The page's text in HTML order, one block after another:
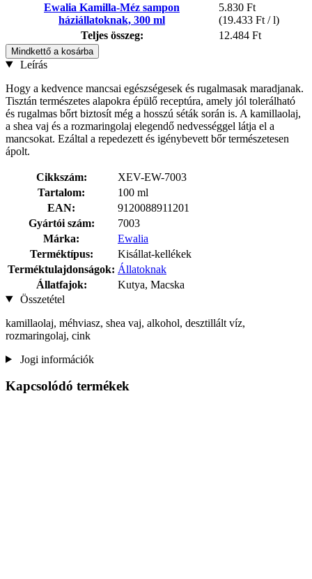
Ewalia Kamilla-Méz sampon
háziállatoknak, 300 ml
5.830 Ft
(19.433 Ft / l)
Teljes összeg:
12.484 Ft
Mindkettő a kosárba
Leírás
Hogy a kedvence mancsai egészségesek és rugalmasak maradjanak.
Tisztán természetes alapokra épülő receptúra, amely jól tolerálható
és rugalmas bőrt biztosít még a hosszú séták során is. A kamillaolaj,
a shea vaj és a rozmaringolaj elegendő nedvességgel látja el a
mancsokat. Ezáltal a repedezett és igénybevett bőr természetesen
ápolt.
Cikkszám:
XEV-EW-7003
Tartalom:
100 ml
EAN:
9120088911201
Gyártói szám:
7003
Márka:
Ewalia
Terméktípus:
Kisállat-kellékek
Terméktulajdonságok: Állatoknak
Állatfajok:
Kutya, Macska
Összetétel
kamillaolaj, méhviasz, shea vaj, alkohol, desztillált víz,
rozmaringolaj, cink
Jogi információk
Kapcsolódó termékek